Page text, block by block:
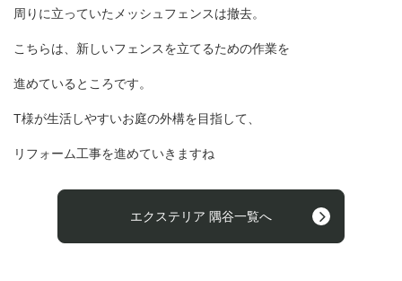
周りに立っていたメッシュフェンスは撤去。
こちらは、新しいフェンスを立てるための作業を
進めているところです。
T様が生活しやすいお庭の外構を目指して、
リフォーム工事を進めていきますね
エクステリア 隅谷一覧へ